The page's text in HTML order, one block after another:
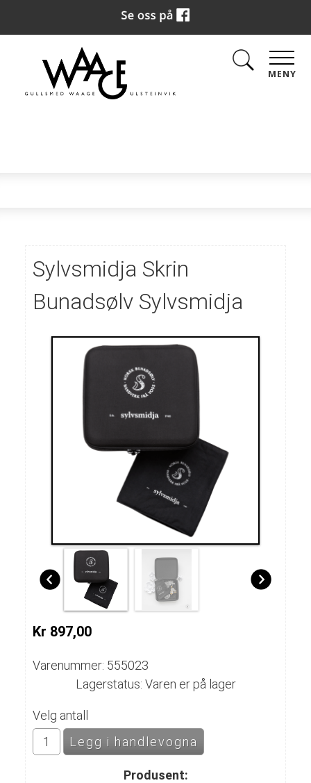
MENY
Sylvsmidja Skrin
Bunadsølv Sylvsmidja
Kr 897,00
Varenummer: 555023
Lagerstatus: Varen er på lager
Velg antall
Produsent: